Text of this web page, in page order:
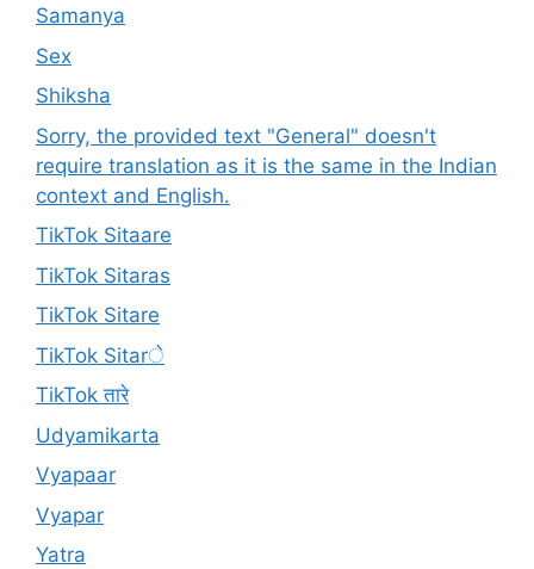
Samanya
Sex
Shiksha
Sorry, the provided text "General" doesn't
require translation as it is the same in the Indian
context and English.
TikTok Sitaare
TikTok Sitaras
TikTok Sitare
TikTok Sitarे
TikTok तारे
Udyamikarta
Vyapaar
Vyapar
Yatra